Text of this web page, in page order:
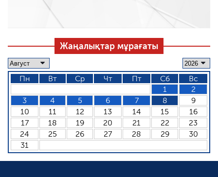
Жаңалықтар мұрағаты
Пн Вт Ср Чт Пт Сб
Вс
1
2
3
4 5 6 7 8
9
10
11 12 13 14 15
16
17
18 19 20 21 22
23
24
25 26 27 28 29
30
31